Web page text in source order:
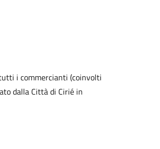
i commercianti (coinvolti
dalla Città di Cirié in